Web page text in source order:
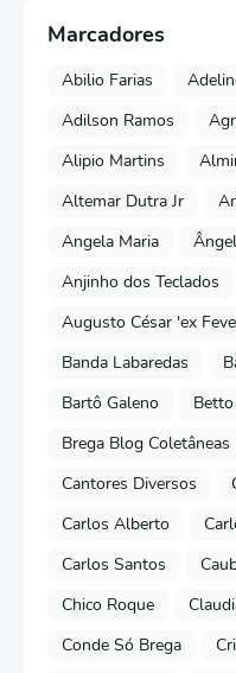
Marcadores
Abilio Farias
Adilson Ramos
Alipio Martins
Altemar Dutra Jr
Angela Maria
Anjinho dos Teclados
Augusto César 'ex
Banda Labaredas
Bartô Galeno
Brega Blog Coletâneas
Cantores Diversos
Carlos Alberto
Carlos Santos
Chico Roque
Conde Só Brega